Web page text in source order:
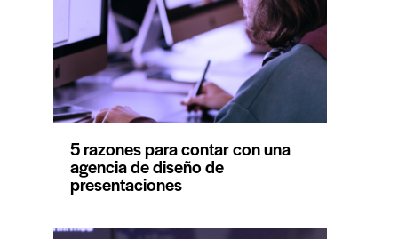
5 razones para contar con una
agencia de diseño de
presentaciones